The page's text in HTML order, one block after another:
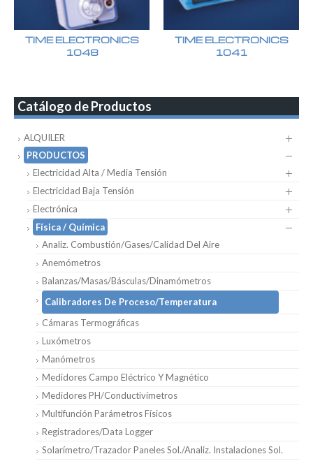
TIME ELECTRONICS
1048
TIME ELECTRONICS
1041
Catálogo de Productos
ALQUILER
PRODUCTOS
Electricidad Alta / Media Tensión
Electricidad Baja Tensión
Electrónica
Física / Química
Analiz. Combustión/Gases/Calidad Del Aire
Anemómetros
Balanzas/Masas/Básculas/Dinamómetros
Calibradores De Proceso/Temperatura
Cámaras Termográficas
Luxómetros
Manómetros
Medidores Campo Eléctrico Y Magnético
Medidores PH/Conductivímetros
Multifunción Parámetros Físicos
Registradores/Data Logger
Solarímetro/Trazador Paneles Sol./Analiz. Instalaciones Sol.